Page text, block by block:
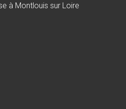
à Montlouis sur Loire